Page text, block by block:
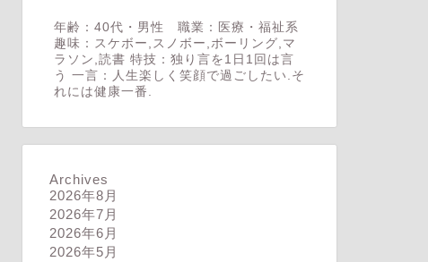
年齢：40代・男性 職業：医療・福祉系
趣味：スケボー,スノボー,ボーリング,マ
ラソン,読書 特技：独り言を1日1回は言
う 一言：人生楽しく笑顔で過ごしたい.そ
れには健康一番.
Archives
2026年8月
2026年7月
2026年6月
2026年5月